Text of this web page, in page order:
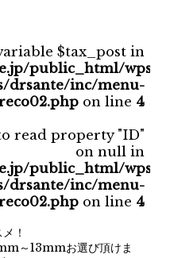
$tax_post in
public_html/wps/
drsante/inc/menu-
on line 4
read property "ID"
on null in
public_html/wps/
drsante/inc/menu-
on line 4
！
～13mmお選び頂けま